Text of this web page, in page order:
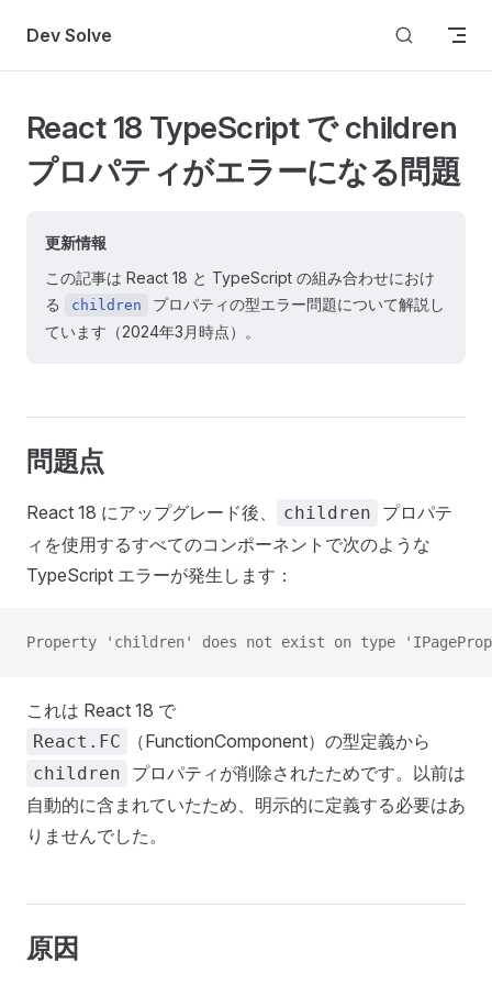
Skip to content
Dev Solve
React 18 TypeScript で children
プロパティがエラーになる問題
更新情報
この記事は React 18 と TypeScript の組み合わせにおけ
る
children
プロパティの型エラー問題について解説し
ています（2024年3月時点）。
問題点
React 18 にアップグレード後、 children
プロパテ
ィを使用するすべてのコンポーネントで次のような
TypeScript エラーが発生します：
Property 'children' does not exist on type
これは React 18 で
React.FC （FunctionComponent）の型定義から
children
プロパティが削除されたためです。以前は
自動的に含まれていたため、明示的に定義する必要はあ
りませんでした。
原因